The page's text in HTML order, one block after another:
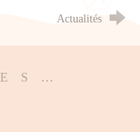
Actualités